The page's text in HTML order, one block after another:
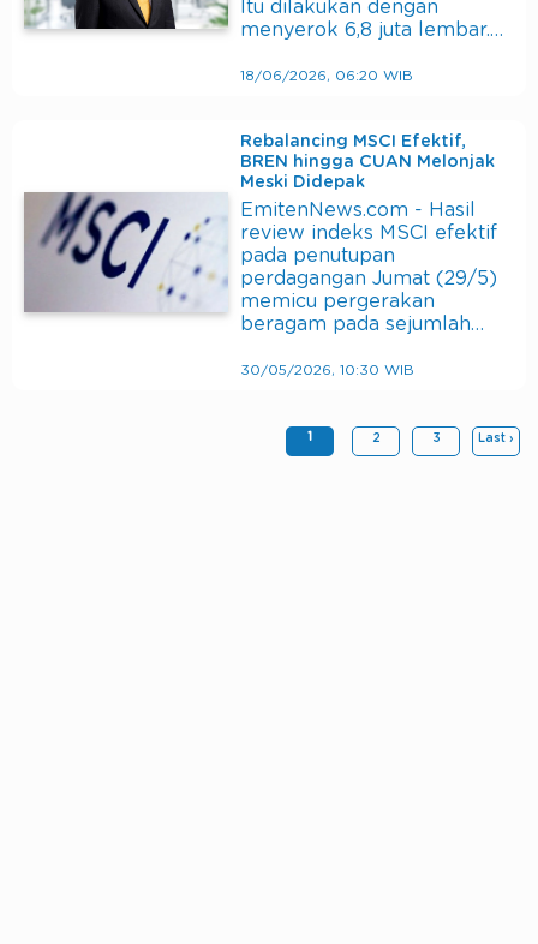
Itu dilakukan dengan
menyerok 6,8 juta lembar.…
18/06/2026, 06:20 WIB
Rebalancing MSCI Efektif,
BREN hingga CUAN Melonjak
Meski Didepak
EmitenNews.com - Hasil
review indeks MSCI efektif
pada penutupan
perdagangan Jumat (29/5)
memicu pergerakan
beragam pada sejumlah…
30/05/2026, 10:30 WIB
1 2 3 Last ›